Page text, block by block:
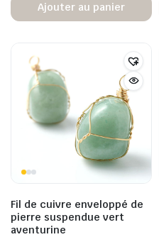
Ajouter au panier
Fil de cuivre enveloppé de
pierre suspendue vert
aventurine